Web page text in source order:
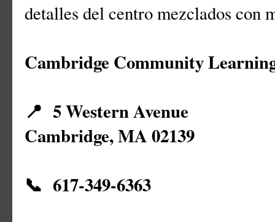
detalles del centro mezclados con
Cambridge Community
📍 5 Western Avenue
Cambridge, MA 02139
📞 617-349-6363